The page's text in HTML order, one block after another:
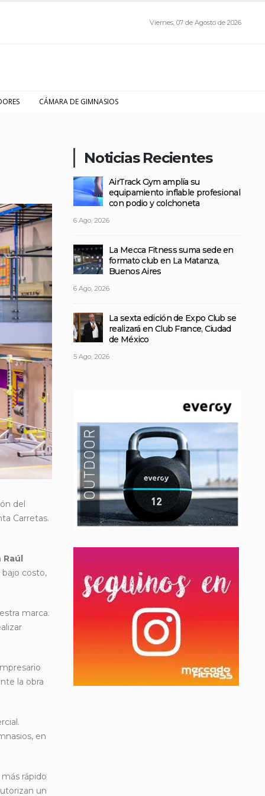
Viernes, 07 de Agosto de 2026
CÁMARA DE GIMNASIOS
del
Carretas.
Raúl
costo,
marca.
la obra
en
rápido
un
Noticias Recientes
AirTrack Gym amplía su
equipamiento inflable profesional
con podio y colchoneta
6 Ago, 2026
La Mecca Fitness suma sede en
formato club en La Matanza,
Buenos Aires
6 Ago, 2026
La sexta edición de Expo Club se
realizará en Club France, Ciudad
de México
5 Ago, 2026